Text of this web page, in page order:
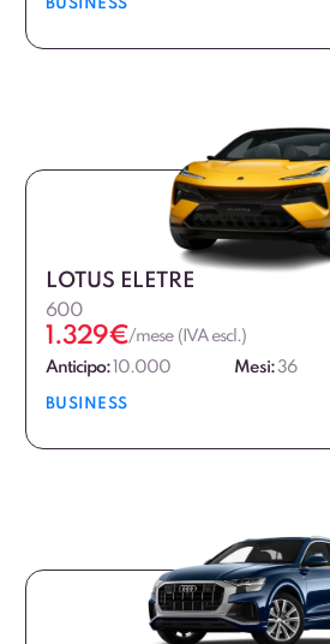
BUSINESS
LOTUS ELETRE
600
1.329€/mese (IVA escl.)
Anticipo:10.000 Mesi:36
BUSINESS